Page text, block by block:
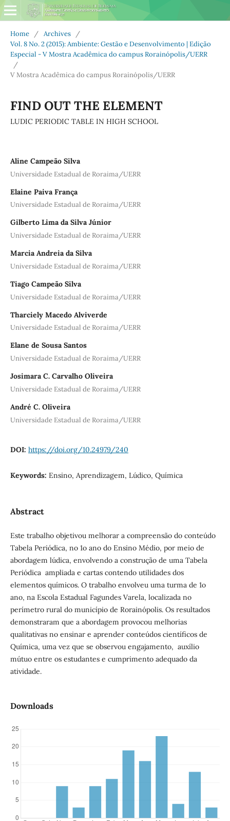
Home / Archives
/
Vol. 8 No. 2 (2015): Ambiente: Gestão e Desenvolvimento | Edição
Especial - V Mostra Acadêmica do campus Rorainópolis/UERR
/
V Mostra Acadêmica do campus Rorainópolis/UERR
FIND OUT THE ELEMENT
LUDIC PERIODIC TABLE IN HIGH SCHOOL
Aline Campeão Silva
Universidade Estadual de Roraima/UERR
Elaine Paiva França
Universidade Estadual de Roraima/UERR
Gilberto Lima da Silva Júnior
Universidade Estadual de Roraima/UERR
Marcia Andreia da Silva
Universidade Estadual de Roraima/UERR
Tiago Campeão Silva
Universidade Estadual de Roraima/UERR
Tharciely Macedo Alviverde
Universidade Estadual de Roraima/UERR
Elane de Sousa Santos
Universidade Estadual de Roraima/UERR
Josimara C. Carvalho Oliveira
Universidade Estadual de Roraima/UERR
André C. Oliveira
Universidade Estadual de Roraima/UERR
DOI: https://doi.org/10.24979/240
Keywords: Ensino, Aprendizagem, Lúdico, Química
Abstract
Este trabalho objetivou melhorar a compreensão do conteúdo
Tabela Periódica, no 1o ano do Ensino Médio, por meio de
abordagem lúdica, envolvendo a construção de uma Tabela
Periódica ampliada e cartas contendo utilidades dos
elementos químicos. O trabalho envolveu uma turma de 1o
ano, na Escola Estadual Fagundes Varela, localizada no
perímetro rural do município de Rorainópolis. Os resultados
demonstraram que a abordagem provocou melhorias
qualitativas no ensinar e aprender conteúdos científicos de
Química, uma vez que se observou engajamento, auxílio
mútuo entre os estudantes e cumprimento adequado da
atividade.
Downloads